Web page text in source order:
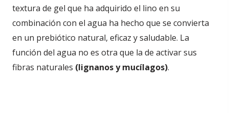
textura de gel que ha adquirido el lino en su
combinación con el agua ha hecho que se convierta
en un prebiótico natural, eficaz y saludable. La
función del agua no es otra que la de activar sus
fibras naturales (lignanos y mucílagos).